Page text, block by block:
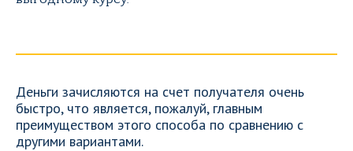
Деньги зачисляются на счет получателя очень
быстро, что является, пожалуй, главным
преимуществом этого способа по сравнению с
другими вариантами.